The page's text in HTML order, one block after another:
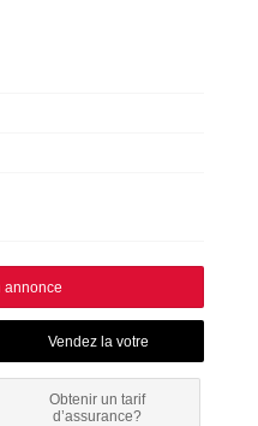
annonce
Obtenir un tarif
d’assurance?